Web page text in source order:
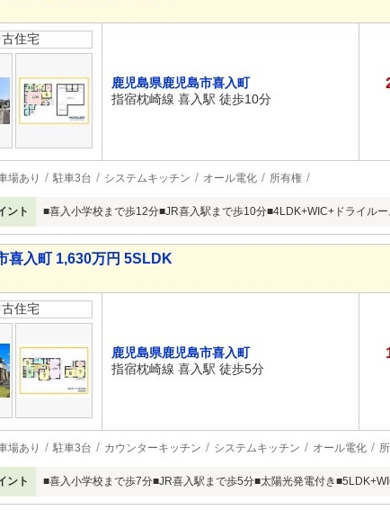
住宅
鹿児島県鹿児島市喜入町
指宿枕崎線 喜入駅 徒歩10分
場あり 駐車3台 システムキッチン オール電化 所有権
ント ■喜入小学校まで歩12分■JR喜入駅まで歩10分■4LDK+WIC+ドライル
喜入町 1,630万円 5SLDK
住宅
鹿児島県鹿児島市喜入町
指宿枕崎線 喜入駅 徒歩5分
場あり 駐車3台 カウンターキッチン システムキッチン オール電化
ント ■喜入小学校まで歩7分■JR喜入駅まで歩5分■太陽光発電付き